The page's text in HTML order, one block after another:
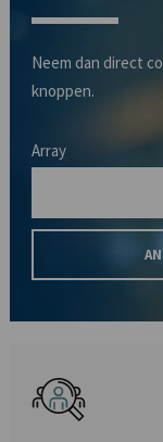
Neem dan direct
knoppen.
Array